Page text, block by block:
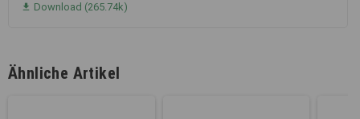
 Download (265.74k)
Ähnliche Artikel